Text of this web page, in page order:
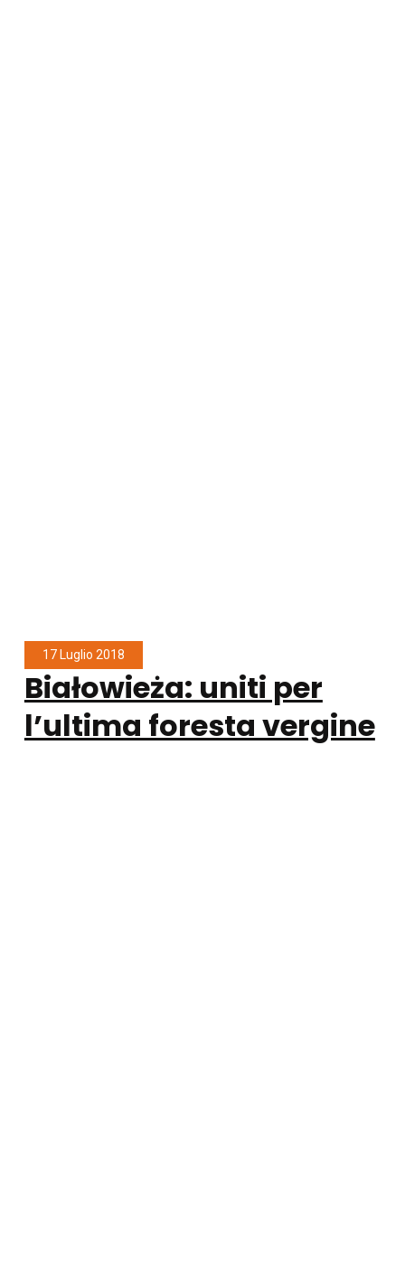
17 Luglio 2018
Białowieża: uniti per
l’ultima foresta vergine